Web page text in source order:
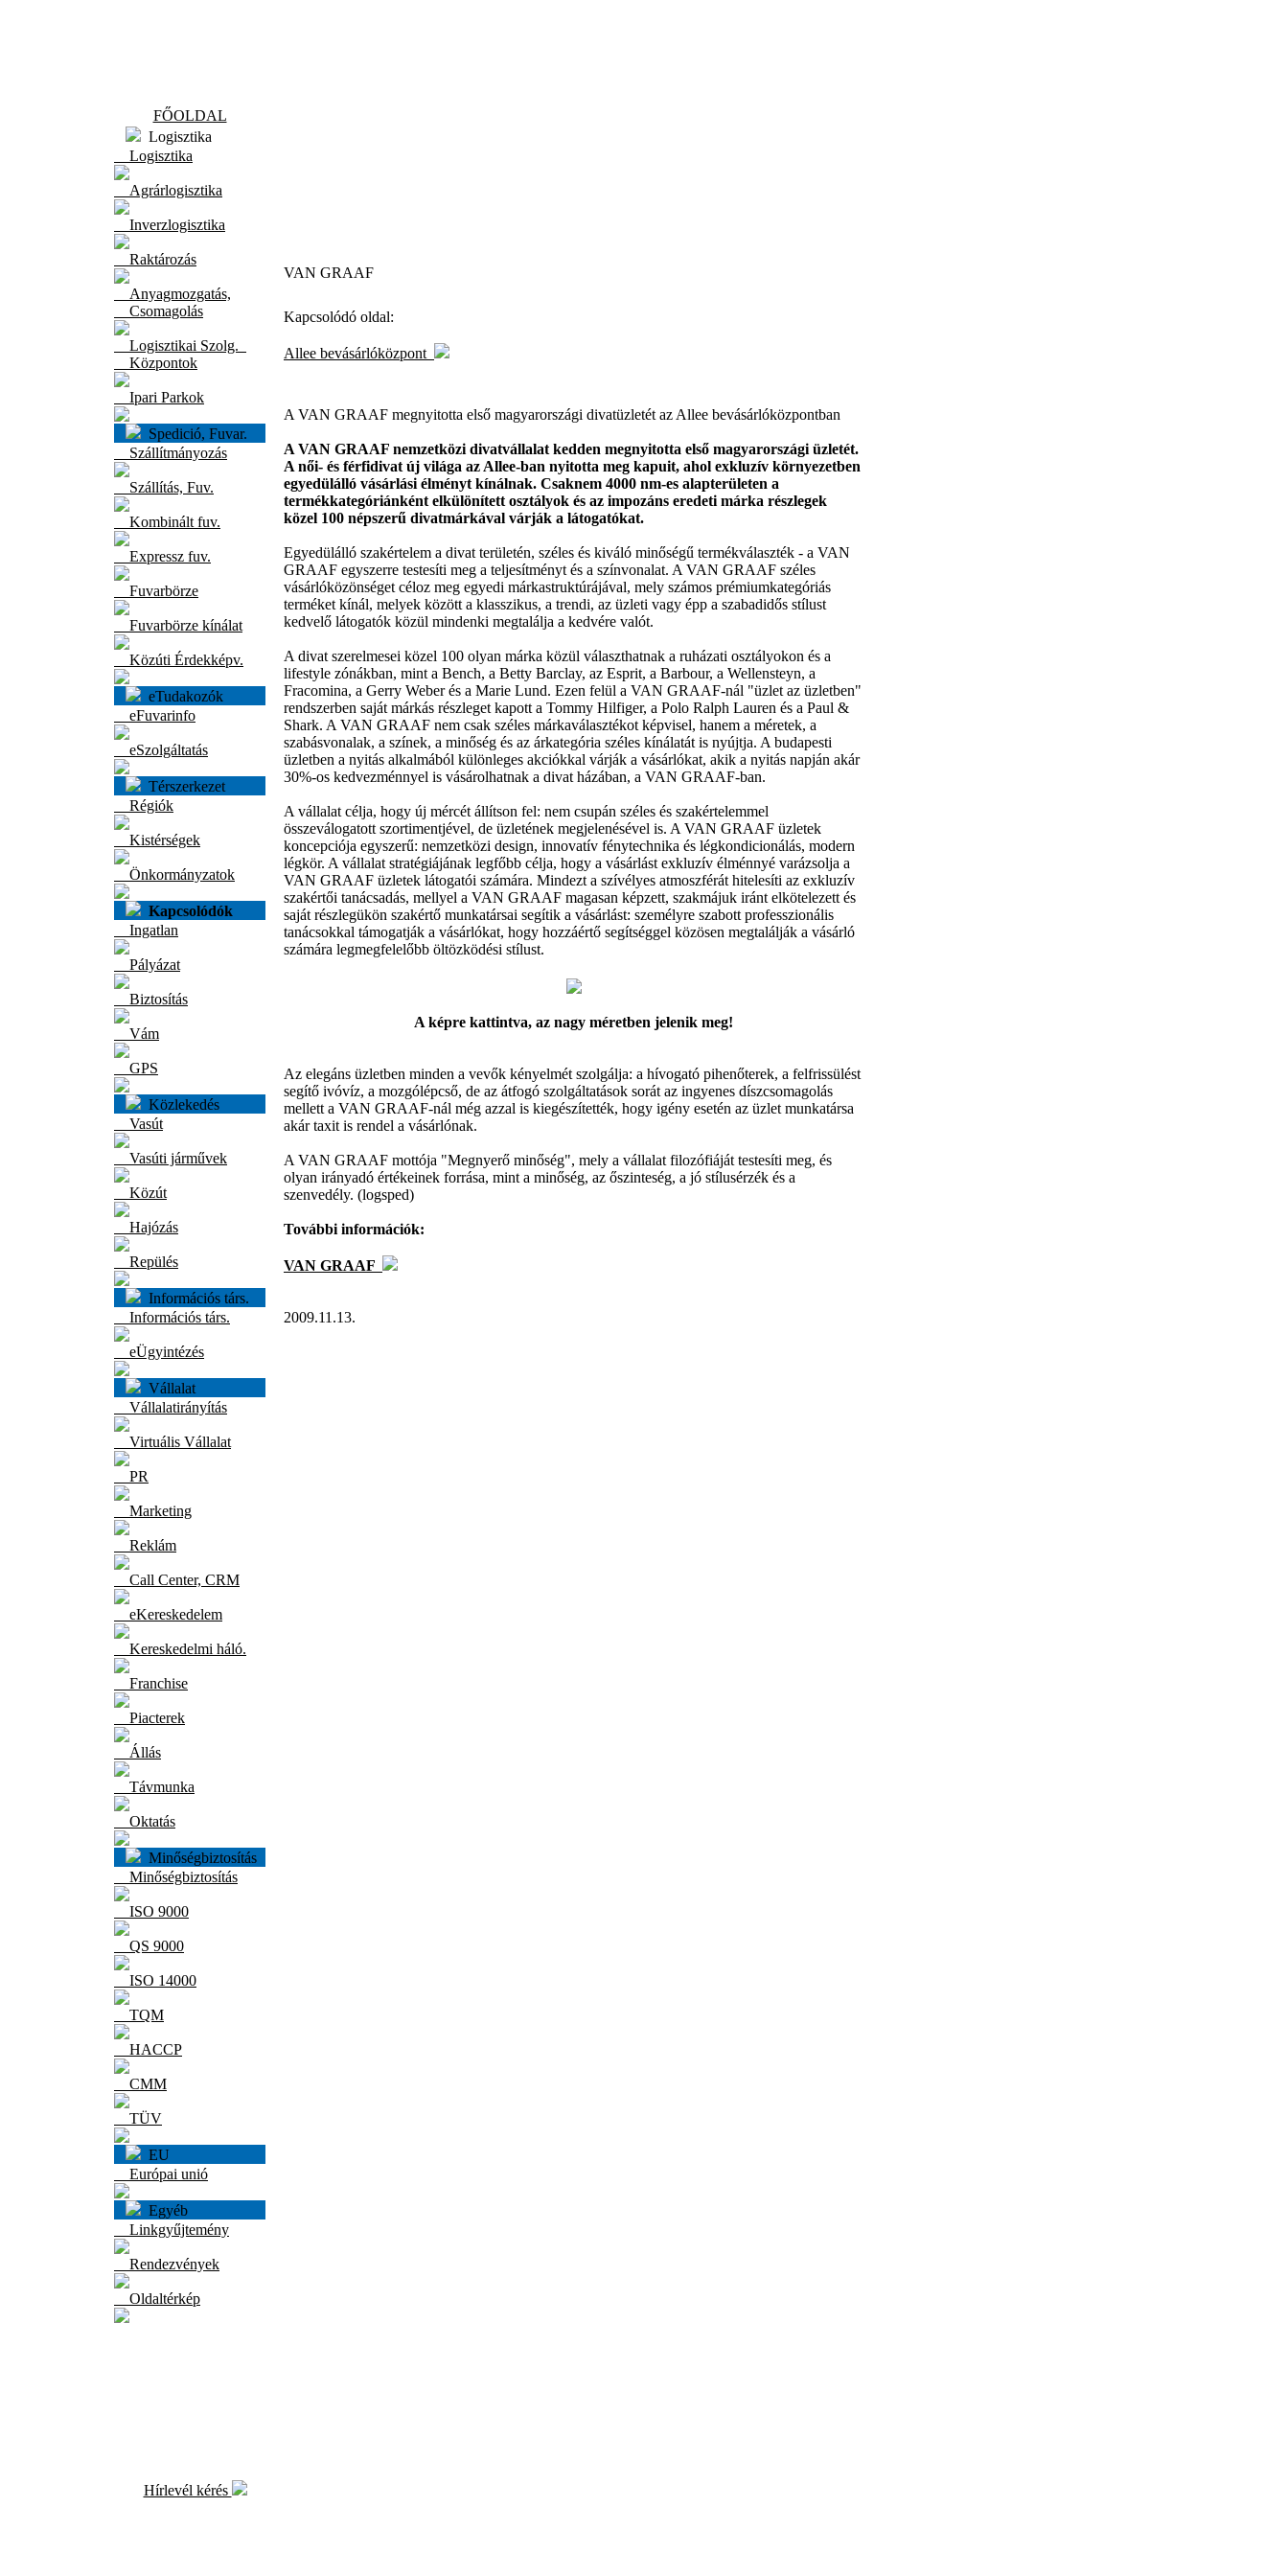
FŐOLDAL
Logisztika
Logisztika
Agrárlogisztika
Inverzlogisztika
Raktározás
Anyagmozgatás,
Csomagolás
Logisztikai Szolg.
Központok
Ipari Parkok
Spedició, Fuvar.
Szállítmányozás
Szállítás, Fuv.
Kombinált fuv.
Expressz fuv.
Fuvarbörze
Fuvarbörze kínálat
Közúti Érdekképv.
eTudakozók
eFuvarinfo
eSzolgáltatás
Térszerkezet
Régiók
Kistérségek
Önkormányzatok
Kapcsolódók
Ingatlan
Pályázat
Biztosítás
Vám
GPS
Közlekedés
Vasút
Vasúti járművek
Közút
Hajózás
Repülés
Információs társ.
Információs társ.
eÜgyintézés
Vállalat
Vállalatirányítás
Virtuális Vállalat
PR
Marketing
Reklám
Call Center, CRM
eKereskedelem
Kereskedelmi háló.
Franchise
Piacterek
Állás
Távmunka
Oktatás
Minőségbiztosítás
Minőségbiztosítás
ISO 9000
QS 9000
ISO 14000
TQM
HACCP
CMM
TÜV
EU
Európai unió
Egyéb
Linkgyűjtemény
Rendezvények
Oldaltérkép
Hírlevél kérés
VAN GRAAF
Kapcsolódó oldal:
Allee bevásárlóközpont
A VAN GRAAF megnyitotta első magyarországi divatüzletét az Allee bevásárlóközpontban
A VAN GRAAF nemzetközi divatvállalat kedden megnyitotta első magyarországi üzletét.
A női- és férfidivat új világa az Allee-ban nyitotta meg kapuit, ahol exkluzív környezetben
egyedülálló vásárlási élményt kínálnak. Csaknem 4000 nm-es alapterületen a
termékkategóriánként elkülönített osztályok és az impozáns eredeti márka részlegek
közel 100 népszerű divatmárkával várják a látogatókat.
Egyedülálló szakértelem a divat területén, széles és kiváló minőségű termékválaszték - a VAN
GRAAF egyszerre testesíti meg a teljesítményt és a színvonalat. A VAN GRAAF széles
vásárlóközönséget céloz meg egyedi márkastruktúrájával, mely számos prémiumkategóriás
terméket kínál, melyek között a klasszikus, a trendi, az üzleti vagy épp a szabadidős stílust
kedvelő látogatók közül mindenki megtalálja a kedvére valót.
A divat szerelmesei közel 100 olyan márka közül választhatnak a ruházati osztályokon és a
lifestyle zónákban, mint a Bench, a Betty Barclay, az Esprit, a Barbour, a Wellensteyn, a
Fracomina, a Gerry Weber és a Marie Lund. Ezen felül a VAN GRAAF-nál "üzlet az üzletben"
rendszerben saját márkás részleget kapott a Tommy Hilfiger, a Polo Ralph Lauren és a Paul &
Shark. A VAN GRAAF nem csak széles márkaválasztékot képvisel, hanem a méretek, a
szabásvonalak, a színek, a minőség és az árkategória széles kínálatát is nyújtja. A budapesti
üzletben a nyitás alkalmából különleges akciókkal várják a vásárlókat, akik a nyitás napján akár
30%-os kedvezménnyel is vásárolhatnak a divat házában, a VAN GRAAF-ban.
A vállalat célja, hogy új mércét állítson fel: nem csupán széles és szakértelemmel
összeválogatott szortimentjével, de üzletének megjelenésével is. A VAN GRAAF üzletek
koncepciója egyszerű: nemzetközi design, innovatív fénytechnika és légkondicionálás, modern
légkör. A vállalat stratégiájának legfőbb célja, hogy a vásárlást exkluzív élménnyé varázsolja a
VAN GRAAF üzletek látogatói számára. Mindezt a szívélyes atmoszférát hitelesíti az exkluzív
szakértői tanácsadás, mellyel a VAN GRAAF magasan képzett, szakmájuk iránt elkötelezett és
saját részlegükön szakértő munkatársai segítik a vásárlást: személyre szabott professzionális
tanácsokkal támogatják a vásárlókat, hogy hozzáértő segítséggel közösen megtalálják a vásárló
számára legmegfelelőbb öltözködési stílust.
A képre kattintva, az nagy méretben jelenik meg!
Az elegáns üzletben minden a vevők kényelmét szolgálja: a hívogató pihenőterek, a felfrissülést
segítő ivóvíz, a mozgólépcső, de az átfogó szolgáltatások sorát az ingyenes díszcsomagolás
mellett a VAN GRAAF-nál még azzal is kiegészítették, hogy igény esetén az üzlet munkatársa
akár taxit is rendel a vásárlónak.
A VAN GRAAF mottója "Megnyerő minőség", mely a vállalat filozófiáját testesíti meg, és
olyan irányadó értékeinek forrása, mint a minőség, az őszinteség, a jó stílusérzék és a
szenvedély. (logsped)
További információk:
VAN GRAAF
2009.11.13.